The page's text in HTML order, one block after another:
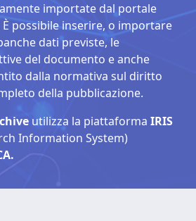
importate dal portale
È possibile inserire, o importare
dati previste, le
del documento e anche
dalla normativa sul diritto
della pubblicazione.
utilizza la piattaforma IRIS
Information System)